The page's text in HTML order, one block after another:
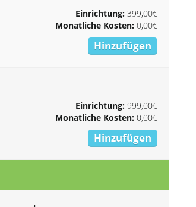
Einrichtung:399,00€
Monatliche Kosten:0,00€
Hinzufügen
Einrichtung:999,00€
Monatliche Kosten:0,00€
Hinzufügen